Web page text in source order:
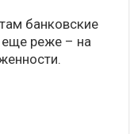
банковские
реже – на